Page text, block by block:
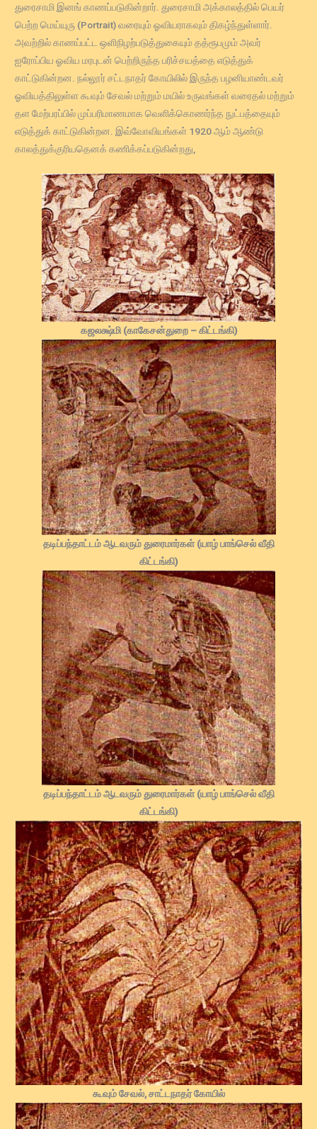
துரைசாமி இனங் காணப்படுகின்றார். துரைசாமி அக்காலத்தில் பெயர்
பெற்ற மெய்யுரு (Portrait) வரையும் ஓவியராகவும் திகழ்ந்துள்ளார்.
அவற்றில் காணப்பட்ட ஒளிநிழற்படுத்துகையும் தத்ரூபமும் அவர்
ஐரோப்பிய ஓவிய மரபுடன் பெற்றிருந்த பரிச்சயத்தை எடுத்துக்
காட்டுகின்றன. நல்லூர் சட்டநாதர் கோயிலில் இருந்த பழனியாண்டவர்
ஓவியத்திலுள்ள கூவும் சேவல் மற்றும் மயில் உருவங்கள் வரைதல் மற்றும்
தள மேற்பரப்பில் முப்பரிமாணமாக வெளிக்கொணர்ந்த நுட்பத்தையும்
எடுத்துக் காட்டுகின்றன. இவ்வோவியங்கள் 1920 ஆம் ஆண்டு
காலத்துக்குரியதெனக் கணிக்கப்படுகின்றது,
கஜலக்ஷ்மி (காகேசன்துறை – கிட்டங்கி)
தடிப்பந்தாட்டம் ஆடவரும் துரைமார்கள் (யாழ் பாங்செல் வீதி
கிட்டங்கி)
தடிப்பந்தாட்டம் ஆடவரும் துரைமார்கள் (யாழ் பாங்செல் வீதி
கிட்டங்கி)
கூவும் சேவல், சாட்டநாதர் கோயில்